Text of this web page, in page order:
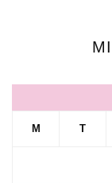
M T